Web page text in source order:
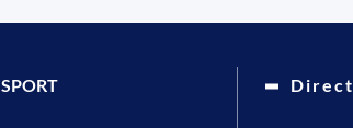
SPORT Direct